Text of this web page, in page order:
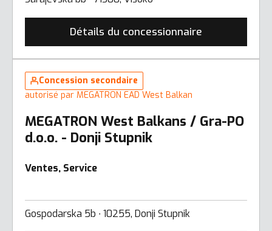
Détails du concessionnaire
Concession secondaire
autorisé par MEGATRON EAD West Balkan
MEGATRON West Balkans / Gra-PO
d.o.o. - Donji Stupnik
Ventes, Service
Gospodarska 5b ∙ 10255, Donji Stupnik